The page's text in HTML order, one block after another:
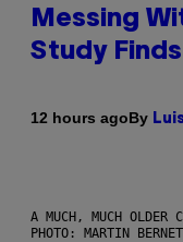
Messing
Study Finds
12 hours agoBy
A MUCH, MUCH OLDER
PHOTO: MARTIN